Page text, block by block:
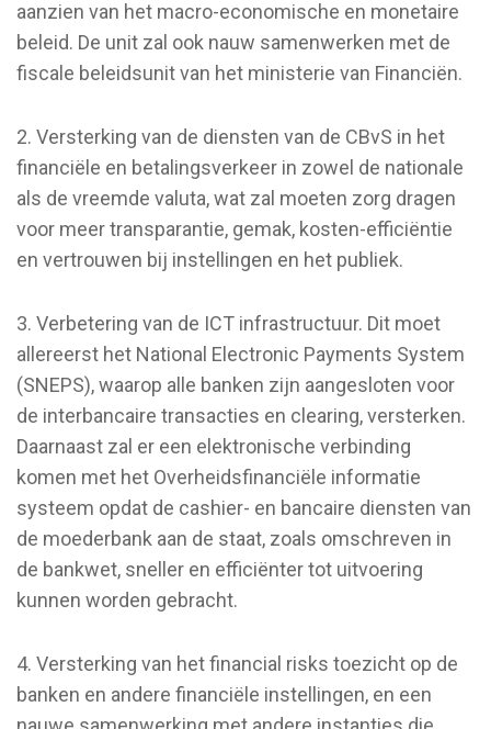
aanzien van het macro-economische en monetaire
beleid. De unit zal ook nauw samenwerken met de
fiscale beleidsunit van het ministerie van Financiën.
2. Versterking van de diensten van de CBvS in het
financiële en betalingsverkeer in zowel de nationale
als de vreemde valuta, wat zal moeten zorg dragen
voor meer transparantie, gemak, kosten-efficiëntie
en vertrouwen bij instellingen en het publiek.
3. Verbetering van de ICT infrastructuur. Dit moet
allereerst het National Electronic Payments System
(SNEPS), waarop alle banken zijn aangesloten voor
de interbancaire transacties en clearing, versterken.
Daarnaast zal er een elektronische verbinding
komen met het Overheidsfinanciële informatie
systeem opdat de cashier- en bancaire diensten van
de moederbank aan de staat, zoals omschreven in
de bankwet, sneller en efficiënter tot uitvoering
kunnen worden gebracht.
4. Versterking van het financial risks toezicht op de
banken en andere financiële instellingen, en een